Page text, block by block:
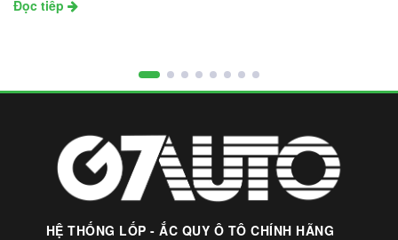
Đọc tiếp
HỆ THỐNG LỐP - ẮC QUY Ô TÔ CHÍNH HÃNG